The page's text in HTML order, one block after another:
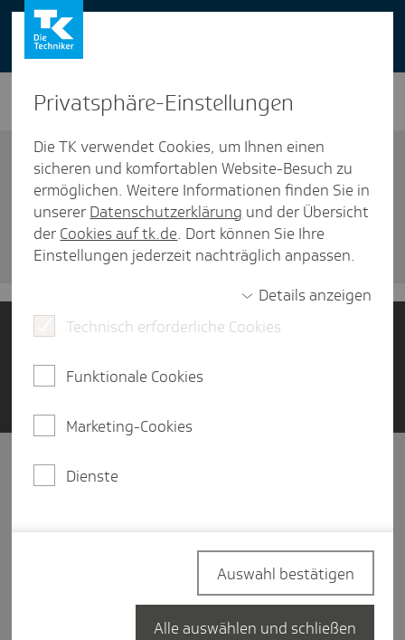
You can also use our website in English -
change to English version
Termin verein­baren
Versicherung
Jetzt Mitglied werden
Unter­nehmen
Privat­sphäre-Einstel­lungen
Die TK verwendet Cookies, um Ihnen einen
sicheren und komfortablen Website-Besuch zu
ermöglichen. Weitere Informationen finden Sie in
unserer Datenschutzerklärung und der Übersicht
der Cookies auf tk.de. Dort können Sie Ihre
Einstellungen jederzeit nachträglich anpassen.
Details anzeigen
Technisch erforderliche Cookies
Funktionale Cookies
Marketing-Cookies
Dienste
Auswahl bestätigen
Alle auswählen und schließen